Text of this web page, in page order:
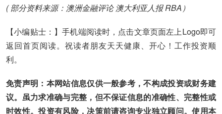
( 部分资料来源：澳洲金融评论 澳大利亚人报 RBA）
【小编贴士：】手机端阅读时，点击文章页面左上Logo即可
返回首页阅读。祝读者朋友天天健康、开心！工作投资顺
利。
免责声明：本网站信息仅供一般参考，不构成投资或财务建
议。虽力求准确与完整，但不保证信息的准确性、完整性或
时效性。投资有风险，决策前请咨询专业独立顾问。使用本